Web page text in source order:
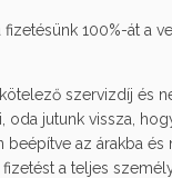
fizetésünk 100%-át a
szervizdíj és
oda jutunk vissza,
beépítve az árakba és
a teljes